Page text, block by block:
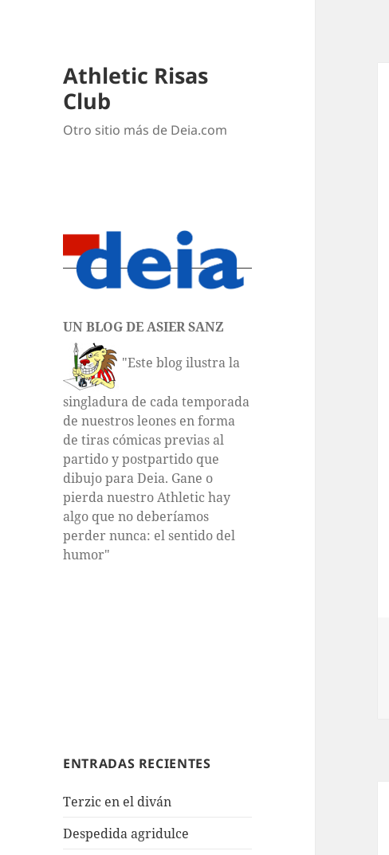
Athletic Risas
Club
Otro sitio más de Deia.com
UN BLOG DE ASIER SANZ
"Este blog ilustra la
singladura de cada temporada
de nuestros leones en forma
de tiras cómicas previas al
partido y postpartido que
dibujo para Deia. Gane o
pierda nuestro Athletic hay
algo que no deberíamos
perder nunca: el sentido del
humor"
ENTRADAS RECIENTES
Terzic en el diván
Despedida agridulce